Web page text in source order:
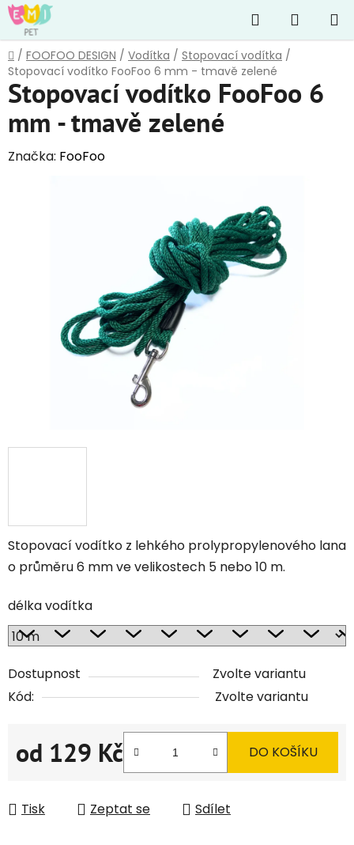
Přejít
na
obsah
Hledat
KOŠÍK
Domů
/ FOOFOO DESIGN / Vodítka / Stopovací vodítka /
Stopovací vodítko FooFoo 6 mm - tmavě zelené
Stopovací vodítko z lehkého prolypropylenového lana
o průměru 6 mm ve velikostech 5 nebo 10 m.
délka vodítka
Dostupnost
Zvolte variantu
Kód:
Zvolte variantu
od 129 Kč DO KOŠÍKU
Tisk Zeptat se Sdílet
Stopovací vodítko FooFoo 6
mm - tmavě zelené
Značka: FooFoo